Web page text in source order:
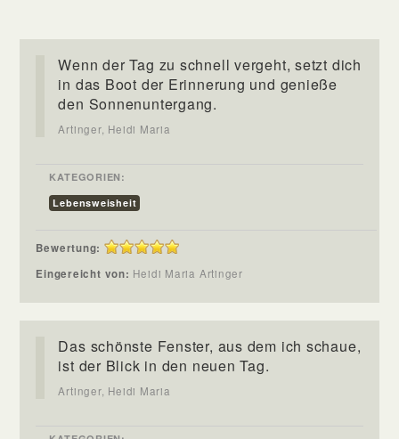
Wenn der Tag zu schnell vergeht, setzt dich
in das Boot der Erinnerung und genieße
den Sonnenuntergang.
Artinger, Heidi Maria
KATEGORIEN:
Lebensweisheit
Bewertung:
Eingereicht von: Heidi Maria Artinger
Das schönste Fenster, aus dem ich schaue,
ist der Blick in den neuen Tag.
Artinger, Heidi Maria